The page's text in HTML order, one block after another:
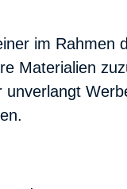
im Rahmen
Materialien